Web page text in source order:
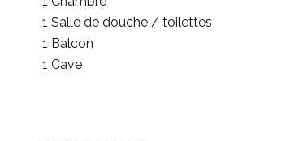
1 Salle de douche / toilettes
1 Balcon
1 Cave